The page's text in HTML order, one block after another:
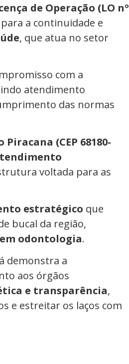
de Operação (LO nº
a continuidade e
, que atua no setor
com a
atendimento
das normas
Piracana (CEP 68180-
voltada para as
estratégico que
bucal da região,
odontologia.
demonstra a
aos órgãos
e transparência,
e estreitar os laços com